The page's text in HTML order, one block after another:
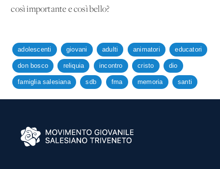
così importante e così bello?
adolescenti giovani adulti animatori educatori
don bosco reliquia incontro cristo dio
famiglia salesiana sdb fma memoria santi